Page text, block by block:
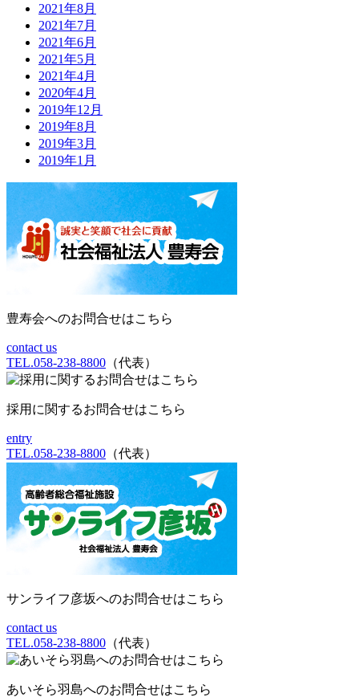
2021年8月
2021年7月
2021年6月
2021年5月
2021年4月
2020年4月
2019年12月
2019年8月
2019年3月
2019年1月
豊寿会へのお問合せはこちら
contact us
TEL.058-238-8800 （代表）
採用に関するお問合せはこちら
entry
TEL.058-238-8800 （代表）
サンライフ彦坂へのお問合せはこちら
contact us
TEL.058-238-8800 （代表）
あいそら羽島へのお問合せはこちら